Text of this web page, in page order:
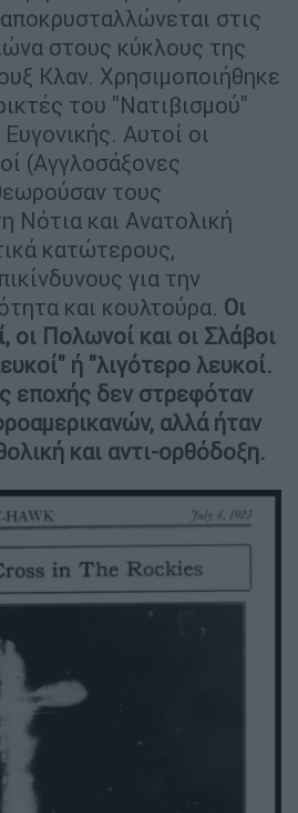
στις
στους κύκλους της
Κλαν. Χρησιμοποιήθηκε
του "Νατιβισμού"
Αυτοί οι
(Αγγλοσάξονες
τους
Νότια και Ανατολική
κατώτερους,
για την
και κουλτούρα. Οι
οι Πολωνοί και οι Σλάβοι
ή "λιγότερο λευκοί.
εποχής δεν στρεφόταν
αλλά ήταν
και αντι-ορθόδοξη.